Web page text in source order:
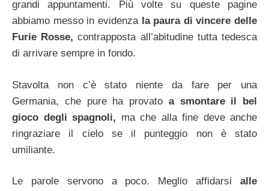
grandi appuntamenti. Più volte su queste pagine
abbiamo messo in evidenza la paura di vincere delle
Furie Rosse, contrapposta all’abitudine tutta tedesca
di arrivare sempre in fondo.
Stavolta non c’è stato niente da fare per una
Germania, che pure ha provato a smontare il bel
gioco degli spagnoli, ma che alla fine deve anche
ringraziare il cielo se il punteggio non è stato
umiliante.
Le parole servono a poco. Meglio affidarsi alle